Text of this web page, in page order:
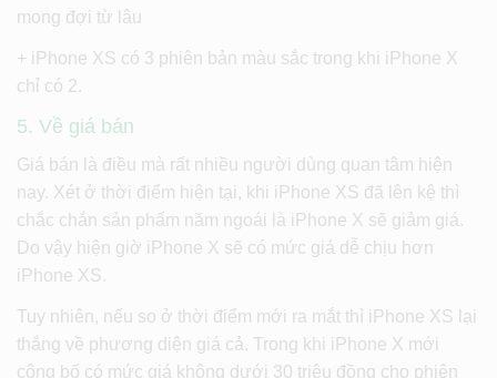
mong đợi từ lâu
+ iPhone XS có 3 phiên bản màu sắc trong khi iPhone X
chỉ có 2.
5. Về giá bán
Giá bán là điều mà rất nhiều người dùng quan tâm hiện
nay. Xét ở thời điểm hiện tại, khi iPhone XS đã lên kệ thì
chắc chắn sản phẩm năm ngoái là iPhone X sẽ giảm giá.
Do vậy hiện giờ iPhone X sẽ có mức giá dễ chịu hơn
iPhone XS.
Tuy nhiên, nếu so ở thời điểm mới ra mắt thì iPhone XS lại
thắng về phương diện giá cả. Trong khi iPhone X mới
công bố có mức giá không dưới 30 triệu đồng cho phiên